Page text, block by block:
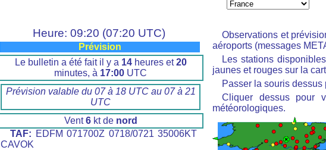
Heure: 09:20 (07:20 UTC)
Prévision
Le bulletin a été fait il y a 14heures et20
minutes, à 17:00 UTC
Prévision valable du 07 à 18 UTC au 07 à 21
UTC
Vent6kt de nord
TAF: EDFM 071700Z 0718/0721 35006KT
CAVOK
Observations et
aéroports (messages
Les stations
jaunes et rouges sur la
Passer la souris
Cliquer dessus pour
météorologiques.